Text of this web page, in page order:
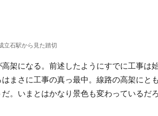
立石駅から見た踏切
架になる。前述したようにすでに工事は
まさに工事の真っ最中。線路の高架にと
。いまとはかなり景色も変わっているだろ